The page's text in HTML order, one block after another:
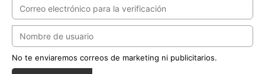
No te enviaremos correos de marketing ni publicitarios.